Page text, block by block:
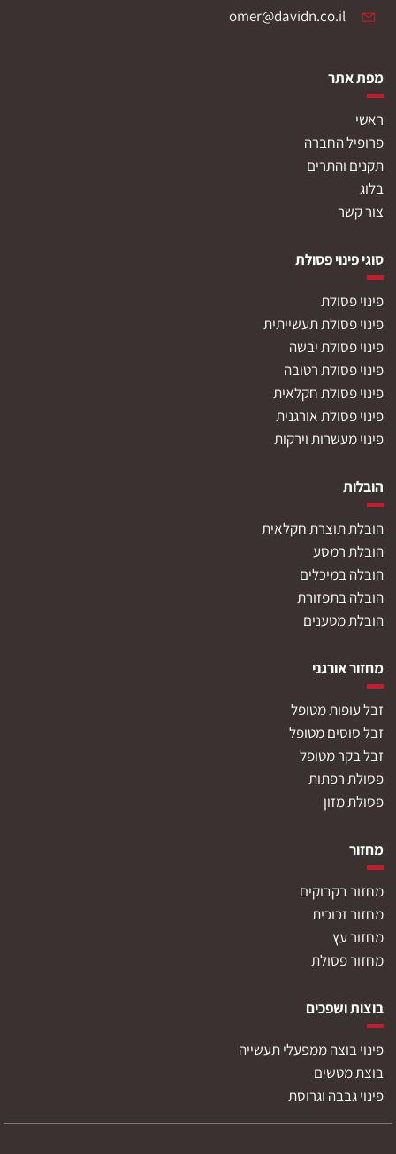
omer@davidn.co.il
מפת אתר
ראשי
פרופיל החברה
תקנים והתרים
בלוג
צור קשר
סוגי פינוי פסולת
פינוי פסולת
פינוי פסולת תעשייתית
פינוי פסולת יבשה
פינוי פסולת רטובה
פינוי פסולת חקלאית
פינוי פסולת אורגנית
פינוי מעשרות וירקות
הובלות
הובלת תוצרת חקלאית
הובלת רמסע
הובלה במיכלים
הובלה בתפזורת
הובלת מטענים
מחזור אורגני
זבל עופות מטופל
זבל סוסים מטופל
זבל בקר מטופל
פסולת רפתות
פסולת מזון
מחזור
מחזור בקבוקים
מחזור זכוכית
מחזור עץ
מחזור פסולת
בוצות ושפכים
פינוי בוצה ממפעלי תעשייה
בוצת מטשים
פינוי גבבה וגרוסת